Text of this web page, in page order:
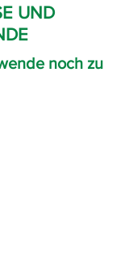
UND
noch zu